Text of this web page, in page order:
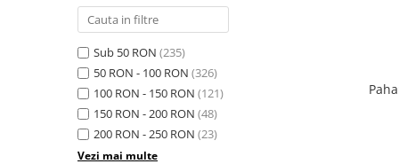
Sub 50 RON (235)
50 RON - 100 RON (326)
100 RON - 150 RON (121)
150 RON - 200 RON (48)
200 RON - 250 RON (23)
Vezi mai multe